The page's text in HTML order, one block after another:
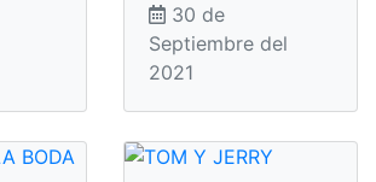
30 de
Septiembre del
2021